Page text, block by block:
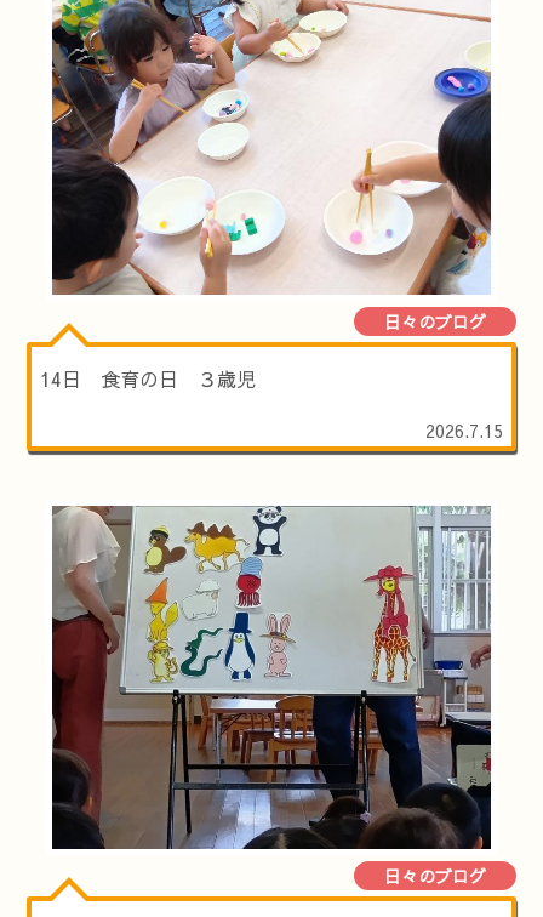
日々のブログ
14日 食育の日 ３歳児
2026.7.15
日々のブログ